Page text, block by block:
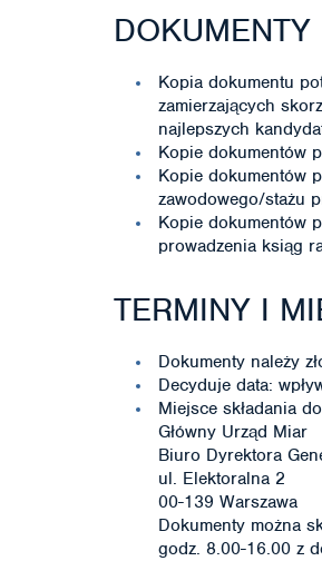
Kopia dokumentu
zamierzających
najlepszych
Kopie dokumentów
Kopie dokumentów
zawodowego/stażu
Kopie dokumentów
prowadzenia ksiąg
TERMINY I
Dokumenty należy
Decyduje data:
Miejsce składania
Główny Urząd Miar
Biuro Dyrektora
ul. Elektoralna 2
00-139 Warszawa
Dokumenty można
godz. 8.00-16.00 z